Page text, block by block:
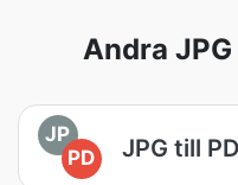
Andra
JP
PD
JPG till